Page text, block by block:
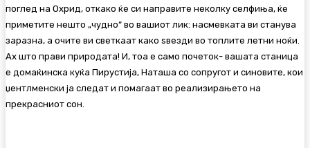
поглед на Охрид, откако ќе си направите неколку селфиња, ќе
приметите нешто „чудно“ во вашиот лик: насмевката ви станува
заразна, а очите ви светкаат како ѕвезди во топлите летни ноќи.
Ах што прави природата! И, тоа е само почеток- вашата станица
е домаќинска куќа Пирустија, Наташа со сопругот и синовите, кои
џентлменски ја следат и помагаат во реализирањето на
прекрасниот сон.